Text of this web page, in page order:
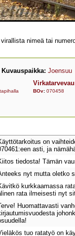
nimeä tai
Kuvauspaikka: Joensuu
BOv: 070458
on
asti, ja
tiedosta! Tämän
nyt mutta oletko
kurkkaamassa
rata ilmeisesti nyt
Huomattavasti
tuo ratatyö on